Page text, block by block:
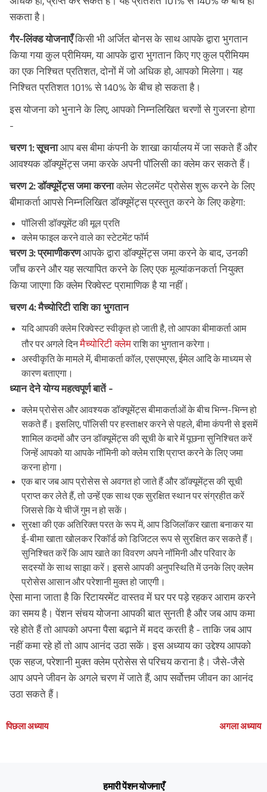
सकता है।
गैर-लिंक्ड योजनाएँकिसी भी अर्जित बोनस के साथ आपके द्वारा भुगतान
किया गया कुल प्रीमियम, या आपके द्वारा भुगतान किए गए कुल प्रीमियम
का एक निश्चित प्रतिशत, दोनों में जो अधिक हो, आपको मिलेगा। यह
निश्चित प्रतिशत 101% से 140% के बीच हो सकता है।
इस योजना को भुनाने के लिए, आपको निम्नलिखित चरणों से गुजरना होगा
-
चरण 1: सूचनाआप बस बीमा कंपनी के शाखा कार्यालय में जा सकते हैं और
आवश्यक डॉक्यूमेंट्स जमा करके अपनी पॉलिसी का क्लेम कर सकते हैं।
चरण 2: डॉक्यूमेंट्स जमा करनाक्लेम सेटलमेंट प्रोसेस शुरू करने के लिए
बीमाकर्ता आपसे निम्नलिखित डॉक्यूमेंट्स प्रस्तुत करने के लिए कहेगा:
पॉलिसी डॉक्यूमेंट की मूल प्रति
क्लेम फाइल करने वाले का स्टेटमेंट फॉर्म
चरण 3: प्रमाणीकरणआपके द्वारा डॉक्यूमेंट्स जमा करने के बाद, उनकी
जाँच करने और यह सत्यापित करने के लिए एक मूल्यांकनकर्ता नियुक्त
किया जाएगा कि क्लेम रिक्वेस्ट प्रामाणिक है या नहीं।
चरण 4: मैच्योरिटी राशि का भुगतान
यदि आपकी क्लेम रिक्वेस्ट स्वीकृत हो जाती है, तो आपका बीमाकर्ता आम
तौर पर अगले दिनमैच्योरिटी क्लेमराशि का भुगतान करेगा।
अस्वीकृति के मामले में, बीमाकर्ता कॉल, एसएमएस, ईमेल आदि के माध्यम से
कारण बताएगा।
ध्यान देने योग्य महत्वपूर्ण बातें -
क्लेम प्रोसेस और आवश्यक डॉक्यूमेंट्स बीमाकर्ताओं के बीच भिन्न-भिन्न हो
सकते हैं। इसलिए, पॉलिसी पर हस्ताक्षर करने से पहले, बीमा कंपनी से इसमें
शामिल कदमों और उन डॉक्यूमेंट्स की सूची के बारे में पूछना सुनिश्चित करें
जिन्हें आपको या आपके नॉमिनी को क्लेम राशि प्राप्त करने के लिए जमा
करना होगा।
एक बार जब आप प्रोसेस से अवगत हो जाते हैं और डॉक्यूमेंट्स की सूची
प्राप्त कर लेते हैं, तो उन्हें एक साथ एक सुरक्षित स्थान पर संग्रहीत करें
जिससे कि ये चीजें गुम न हो सकें।
सुरक्षा की एक अतिरिक्त परत के रूप में, आप डिजिलॉकर खाता बनाकर या
ई-बीमा खाता खोलकर रिकॉर्ड को डिजिटल रूप से सुरक्षित कर सकते हैं।
सुनिश्चित करें कि आप खाते का विवरण अपने नॉमिनी और परिवार के
सदस्यों के साथ साझा करें। इससे आपकी अनुपस्थिति में उनके लिए क्लेम
प्रोसेस आसान और परेशानी मुक्त हो जाएगी।
ऐसा माना जाता है कि रिटायरमेंट वास्तव में घर पर पड़े रहकर आराम करने
का समय है। पेंशन संचय योजना आपकी बात सुनती है और जब आप कमा
रहे होते हैं तो आपको अपना पैसा बढ़ाने में मदद करती है - ताकि जब आप
नहीं कमा रहे हों तो आप आनंद उठा सकें। इस अध्याय का उद्देश्य आपको
एक सहज, परेशानी मुक्त क्लेम प्रोसेस से परिचय कराना है। जैसे-जैसे
आप अपने जीवन के अगले चरण में जाते हैं, आप सर्वोत्तम जीवन का आनंद
उठा सकते हैं।
पिछला अध्याय अगला अध्याय
हमारी पेंशन योजनाएँ